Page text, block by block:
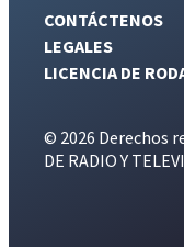
CONTÁCTENOS
LEGALES
LICENCIA DE
© 2026 Derechos
DE RADIO Y